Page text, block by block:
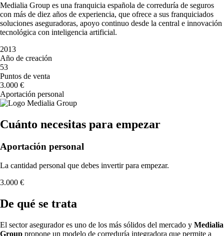
Medialia Group es una franquicia española de correduría de seguros
con más de diez años de experiencia, que ofrece a sus franquiciados
soluciones aseguradoras, apoyo continuo desde la central e innovación
tecnológica con inteligencia artificial.
2013
Año de creación
53
Puntos de venta
3.000 €
Aportación personal
Cuánto necesitas para empezar
Aportación personal
La cantidad personal que debes invertir para empezar.
3.000 €
De qué se trata
El sector asegurador es uno de los más sólidos del mercado y Medialia
Group propone un modelo de correduría integradora que permite a